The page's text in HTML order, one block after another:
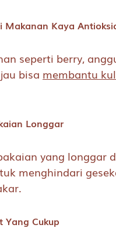
Makanan Kaya
seperti berry,
bisa membantu
Longgar
yang longgar
menghindari
Yang Cukup